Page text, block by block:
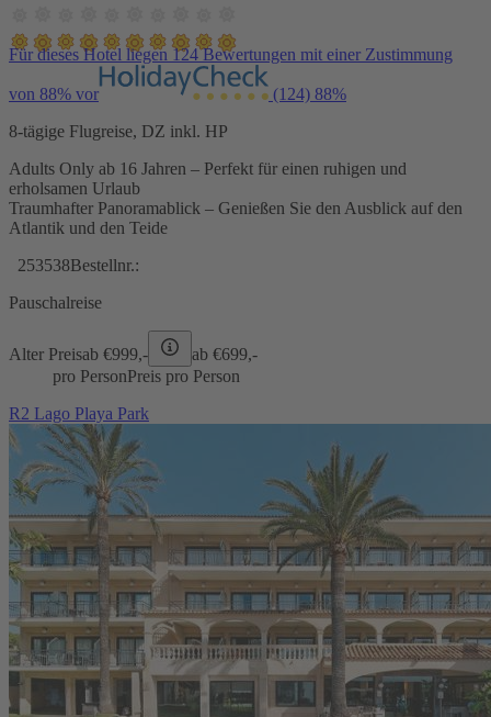
Für dieses Hotel liegen 124 Bewertungen mit einer Zustimmung
von 88% vor (124) 88%
8-tägige Flugreise, DZ inkl. HP
Adults Only ab 16 Jahren – Perfekt für einen ruhigen und
erholsamen Urlaub
Traumhafter Panoramablick – Genießen Sie den Ausblick auf den
Atlantik und den Teide
253538Bestellnr.:
Pauschalreise
Alter Preisab €999,- ab €699,-
pro PersonPreis pro Person
R2 Lago Playa Park